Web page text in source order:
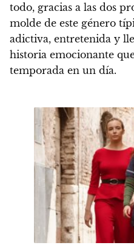
todo, gracias a las dos
molde de este género
adictiva, entretenida y
historia emocionante
temporada en un día.